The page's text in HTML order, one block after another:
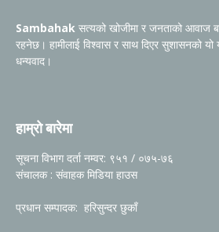
Sambahak सत्यको खोजीमा र जनताको आवाज
रहनेछ। हामीलाई विश्वास र साथ दिएर सुशासनको यो
धन्यवाद।
हाम्रो बारेमा
सूचना विभाग दर्ता नम्वर: ९५१ / ०७५-७६
संचालक : संवाहक मिडिया हाउस
प्रधान सम्पादक: हरिसुन्दर छुकाँ